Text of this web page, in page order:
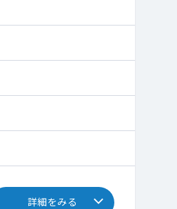
詳細をみる